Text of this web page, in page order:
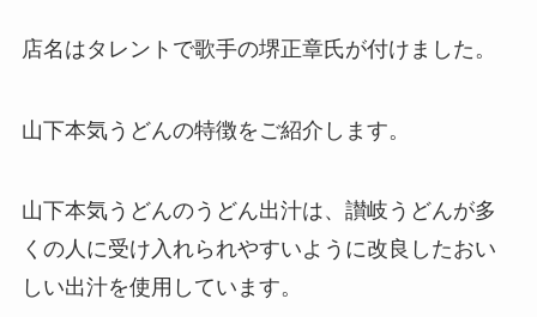
店名はタレントで歌手の堺正章氏が付けました。
山下本気うどんの特徴をご紹介します。
山下本気うどんのうどん出汁は、讃岐うどんが多
くの人に受け入れられやすいように改良したおい
しい出汁を使用しています。